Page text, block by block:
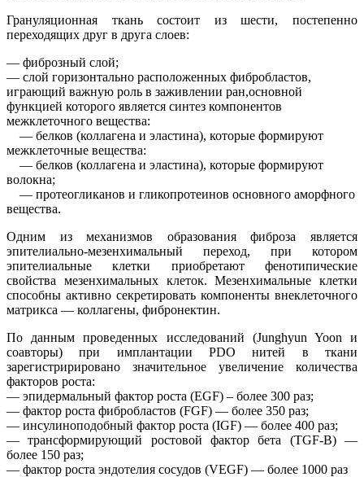
Грануляционная ткань состоит из шести, постепенно
переходящих друг в друга слоев:
— фиброзный слой;
— слой горизонтально расположенных фибробластов,
играющий важную роль в заживлении ран,основной
функцией которого является синтез компонентов
межклеточного вещества:
— белков (коллагена и эластина), которые формируют
межклеточные вещества:
— белков (коллагена и эластина), которые формируют
волокна;
— протеогликанов и гликопротеинов основного аморфного
вещества.
Одним из механизмов образования фиброза является
эпителиально-мезенхимальный переход, при котором
эпителиальные клетки приобретают фенотипические
свойства мезенхимальных клеток. Мезенхимальные клетки
способны активно секретировать компоненты внеклеточного
матрикса — коллагены, фибронектин.
По данным проведенных исследований (Junghyun Yoon и
соавторы) при имплантации PDO нитей в ткани
зарегистририровано значительное увеличение количества
факторов роста:
— эпидермальный фактор роста (EGF) – более 300 раз;
— фактор роста фибробластов (FGF) — более 350 раз;
— инсулиноподобный фактор роста (IGF) — более 400 раз;
— трансформирующий ростовой фактор бета (TGF-B) —
более 150 раз;
— фактор роста эндотелия сосудов (VEGF) — более 1000 раз